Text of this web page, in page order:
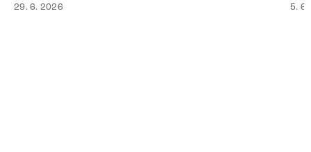
slúži ako odkladisko všetkého od účteniek po balzam
29. 6. 2026
si
5.